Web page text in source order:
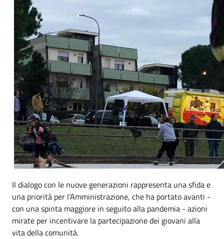
Il dialogo con le nuove generazioni rappresenta una sfida e
una priorità per l'Amministrazione, che ha portato avanti -
con una spinta maggiore in seguito alla pandemia - azioni
mirate per incentivare la partecipazione dei giovani alla
vita della comunità.